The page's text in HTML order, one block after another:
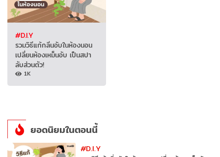
#D.I.Y
รวมวิธีแก้กลิ่นอับในห้องนอน
เปลี่ยนห้องเหม็นอับ เป็นสปา
ลับส่วนตัว!
1K
ยอดนิยมในตอนนี้
#D.I.Y